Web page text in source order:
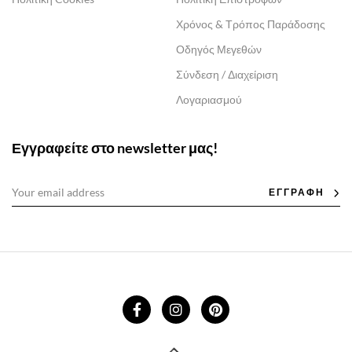
Χρόνος & Τρόπος Παράδοσης
Οδηγός Μεγεθών
Σύνδεση / Διαχείριση
Λογαριασμού
Εγγραφείτε στο newsletter μας!
ΕΓΓΡΑΦΗ